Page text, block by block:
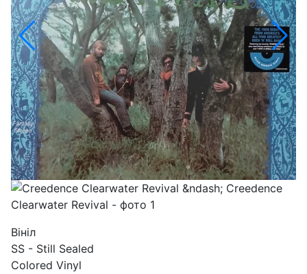
Вініл
SS - Still Sealed
Colored Vinyl